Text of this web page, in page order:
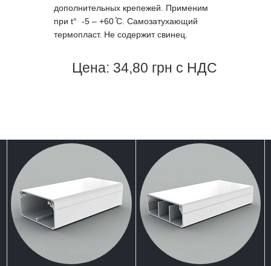
дополнительных крепежей. Применим
при t° -5 – +60 ̊С. Самозатухающий
термопласт. Не содержит свинец.
Цена: 34,80 грн с НДС